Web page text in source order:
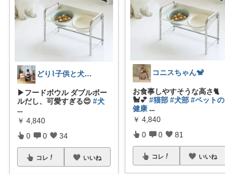
どり⌇ 子供と犬と暮らし
▶︎フードボウル ダブルボー
ルだし、可愛すぎる😍 #犬
...
￥ 4,840
0 0 34
コレ いいね
コニスちゃん🐒
お食事しやすそうな高さ🐈
🐩💕#猫部 #犬部 #ペットの
健康 ...
￥ 4,840
0 0 81
コレ いいね